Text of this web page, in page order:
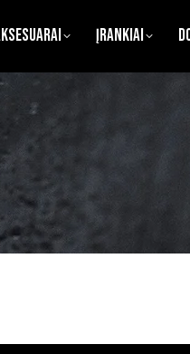
Įrankiai